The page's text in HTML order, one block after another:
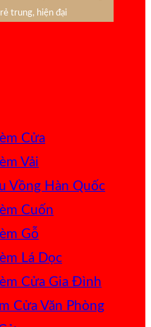
trung, hiện đại
Cửa
Vải
Vồng Hàn Quốc
Cuốn
Gỗ
Lá Dọc
Cửa Gia Đình
Cửa Văn Phòng